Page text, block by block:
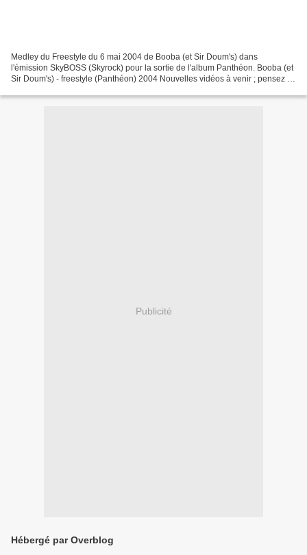
Medley du Freestyle du 6 mai 2004 de Booba (et Sir Doum's) dans
l'émission SkyBOSS (Skyrock) pour la sortie de l'album Panthéon. Booba (et
Sir Doum's) - freestyle (Panthéon) 2004 Nouvelles vidéos à venir ; pensez à
Retour...
Publicité
Hébergé par Overblog